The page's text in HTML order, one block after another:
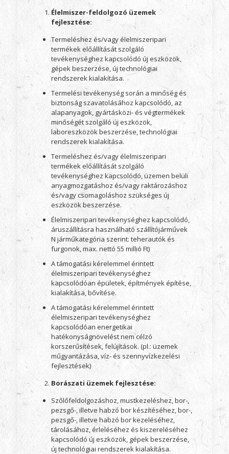
Élelmiszer-feldolgozó üzemek
fejlesztése:
Termeléshez és/vagy élelmiszeripari
termékek előállítását szolgáló
tevékenységhez kapcsolódó új eszközök,
gépek beszerzése, új technológiai
rendszerek kialakítása.
Termelési tevékenység során a minőség és
biztonság szavatolásához kapcsolódó, az
alapanyagok, gyártásközi- és végtermékek
minőségét szolgáló új eszközök,
laboreszközök beszerzése, technológiai
rendszerek kialakítása.
Termeléshez és/vagy élelmiszeripari
termékek előállítását szolgáló
tevékenységhez kapcsolódó, üzemen belüli
anyagmozgatáshoz és/vagy raktározáshoz
és/vagy csomagoláshoz szükséges új
eszközök beszerzése.
Élelmiszeripari tevékenységhez kapcsolódó,
áruszállításra használható szállítójárművek
N járműkategória szerint: teherautók és
furgonok, max. nettó 55 millió Ft)
A támogatási kérelemmel érintett
élelmiszeripari tevékenységhez
kapcsolódóan épületek, építmények építése,
kialakítása, bővítése.
A támogatási kérelemmel érintett
élelmiszeripari tevékenységhez
kapcsolódóan energetikai
hatékonyságnövelést nem célzó
korszerűsítések, felújítások. (pl.: üzemek
műgyantázása, víz- és szennyvízkezelési
fejlesztések)
Borászati üzemek fejlesztése:
Szőlőfeldolgozáshoz, mustkezeléshez, bor-,
pezsgő-, illetve habzó bor készítéséhez, bor-,
pezsgő-, illetve habzó bor kezeléséhez,
tárolásához, érleléséhez és kiszereléséhez
kapcsolódó új eszközök, gépek beszerzése,
új technológiai rendszerek kialakítása.